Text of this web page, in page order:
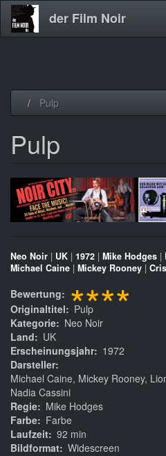
der Film Noir
Pulp
Pulp
Neo Noir | UK | 1972 | Mike Hodges |
Michael Caine | Mickey Rooney |
Bewertung ****
Originaltitel
Pulp
Kategorie
Neo Noir
Land
UK
Erscheinungsjahr
1972
Darsteller
Michael Caine, Mickey Rooney,
Nadia Cassini
Regie
Mike Hodges
Farbe
Farbe
Laufzeit 92 min
Bildformat Widescreen